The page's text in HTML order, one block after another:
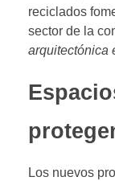
reciclados
sector de la
arquitectónica
Los nuevos